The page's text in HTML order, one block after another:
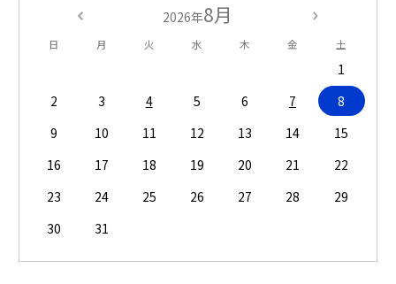
2026年8月
日 月 火 水 木 金 土
1
2
3 4 5 6 7
8
9
10 11 12 13 14
15
16
17 18 19 20 21
22
23
24 25 26 27 28
29
30
31